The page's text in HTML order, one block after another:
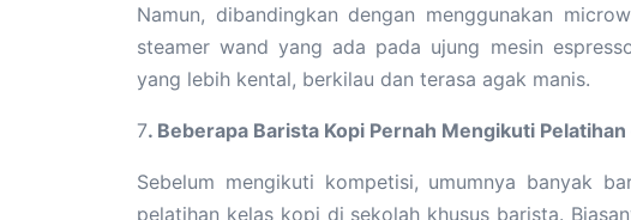
Namun, dibandingkan dengan menggunakan
steamer wand yang ada pada ujung mesin
yang lebih kental, berkilau dan terasa agak manis.
7. Beberapa Barista Kopi Pernah Mengikuti
Sebelum mengikuti kompetisi, umumnya banyak
pelatihan kelas kopi di sekolah khusus barista.